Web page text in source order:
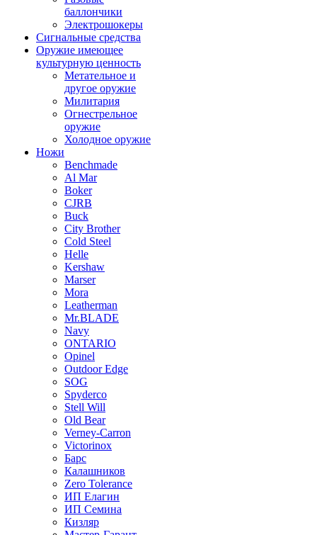
баллончики
Электрошокеры
Сигнальные средства
Оружие имеющее
культурную ценность
Метательное и
другое оружие
Милитария
Огнестрельное
оружие
Холодное оружие
Ножи
Benchmade
Al Mar
Boker
CJRB
Buck
City Brother
Cold Steel
Helle
Kershaw
Marser
Mora
Leatherman
Mr.BLADE
Navy
ONTARIO
Opinel
Outdoor Edge
SOG
Spyderco
Stell Will
Old Bear
Verney-Carron
Victorinox
Барс
Калашников
Zero Tolerance
ИП Елагин
ИП Семина
Кизляр